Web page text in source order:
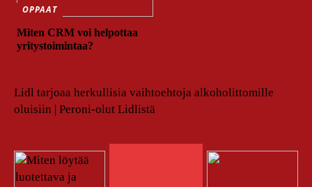
OPPAAT
Miten CRM voi helpottaa
yritystoimintaa?
Lidl tarjoaa herkullisia vaihtoehtoja alkoholittomille
oluisiin | Peroni-olut Lidlistä